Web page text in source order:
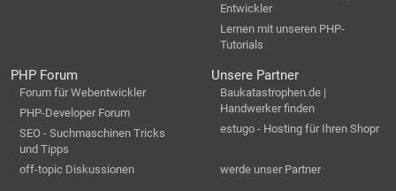
Entwickler
Lernen mit unseren PHP-
Tutorials
PHP Forum
Forum für Webentwickler
PHP-Developer Forum
SEO - Suchmaschinen Tricks
und Tipps
off-topic Diskussionen
Unsere Partner
Baukatastrophen.de |
Handwerker finden
estugo - Hosting für Ihren Shopr
werde unser Partner